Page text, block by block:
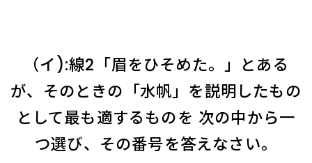
（イ):線2「眉をひそめた。」とある
が、そのときの「水帆」を説明したもの
として最も適するものを 次の中から一
つ選び、その番号を答えなさい。